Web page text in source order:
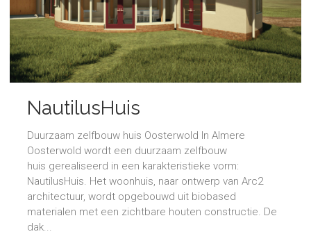
NautilusHuis
Duurzaam zelfbouw huis Oosterwold In Almere
Oosterwold wordt een duurzaam zelfbouw
huis gerealiseerd in een karakteristieke vorm:
NautilusHuis. Het woonhuis, naar ontwerp van Arc2
architectuur, wordt opgebouwd uit biobased
materialen met een zichtbare houten constructie. De
dak...